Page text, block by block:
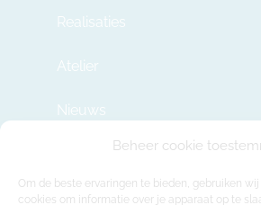
Beheer cookie
Om de beste ervaringen te bieden, gebruiken
cookies om informatie over je apparaat op te
Realisaties
Atelier
Nieuws